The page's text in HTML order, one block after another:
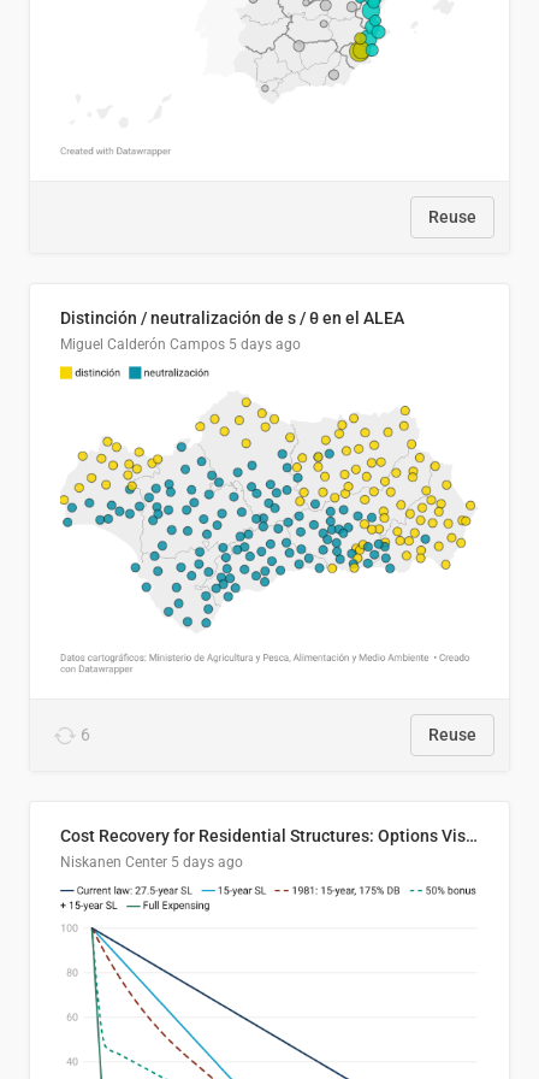
Reuse
Distinción / neutralización de s / θ en el ALEA
Miguel Calderón Campos 5 days ago
6 Reuse
Cost Recovery for Residential Structures: Options Visualized
Niskanen Center 5 days ago